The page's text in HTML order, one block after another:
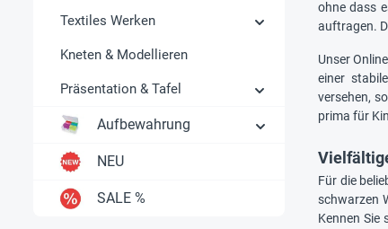
Textiles Werken
Kneten & Modellieren
Präsentation & Tafel
Aufbewahrung
NEU
SALE %
ohne dass
auftragen.
Unser
einer
versehen,
prima für
Für die
schwarzen
Kennen Sie